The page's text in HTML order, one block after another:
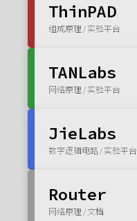
ThinPAD
组成原理 / 实验平台
TANLabs
网络原理 / 实验平台
JieLabs
数字逻辑电路 / 实验平台
Router
网络原理 / 文档